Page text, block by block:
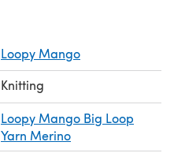
Loopy Mango
Knitting
Loopy Mango Big Loop
Yarn Merino